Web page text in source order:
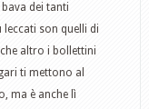
dei tanti
son quelli di
altro i bollettini
ti mettono al
ma è anche lì